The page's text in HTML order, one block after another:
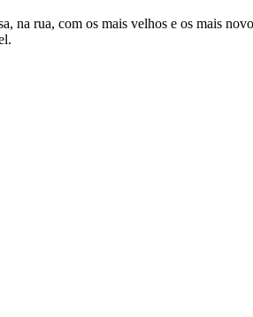
na rua, com os mais velhos e os mais